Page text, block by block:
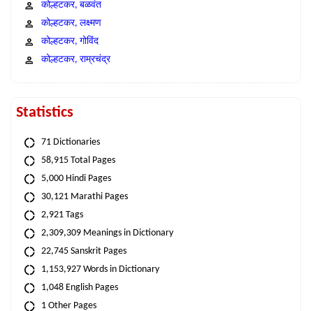
कोल्हटकर, बळवंत
कोल्हटकर, लक्ष्मण
कोल्हटकर, गोविंद
कोल्हटकर, राम्रचंद्र
Statistics
71 Dictionaries
58,915 Total Pages
5,000 Hindi Pages
30,121 Marathi Pages
2,921 Tags
2,309,309 Meanings in Dictionary
22,745 Sanskrit Pages
1,153,927 Words in Dictionary
1,048 English Pages
1 Other Pages